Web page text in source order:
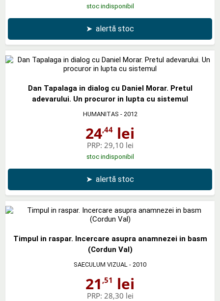
stoc indisponibil
➤ alertă stoc
Dan Tapalaga in dialog cu Daniel Morar. Pretul
adevarului. Un procuror in lupta cu sistemul
HUMANITAS - 2012
24,44 lei
PRP: 29,10 lei
stoc indisponibil
➤ alertă stoc
Timpul in raspar. Incercare asupra anamnezei in basm
(Cordun Val)
SAECULUM VIZUAL - 2010
21 ,51 lei
PRP: 28,30 lei